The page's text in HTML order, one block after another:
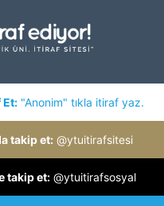
Et: "Anonim" tıkla itiraf yaz.
takip et: @ytuitirafsitesi
takip et: @ytuitirafsosyal